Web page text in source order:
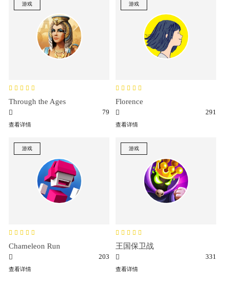
游戏
Through the Ages
79
查看详情
游戏
Florence
291
查看详情
游戏
Chameleon Run
203
查看详情
游戏
王国保卫战
331
查看详情